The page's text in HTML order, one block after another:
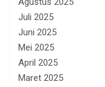
Juli 2025
Juni 2025
Mei 2025
April 2025
Maret 2025